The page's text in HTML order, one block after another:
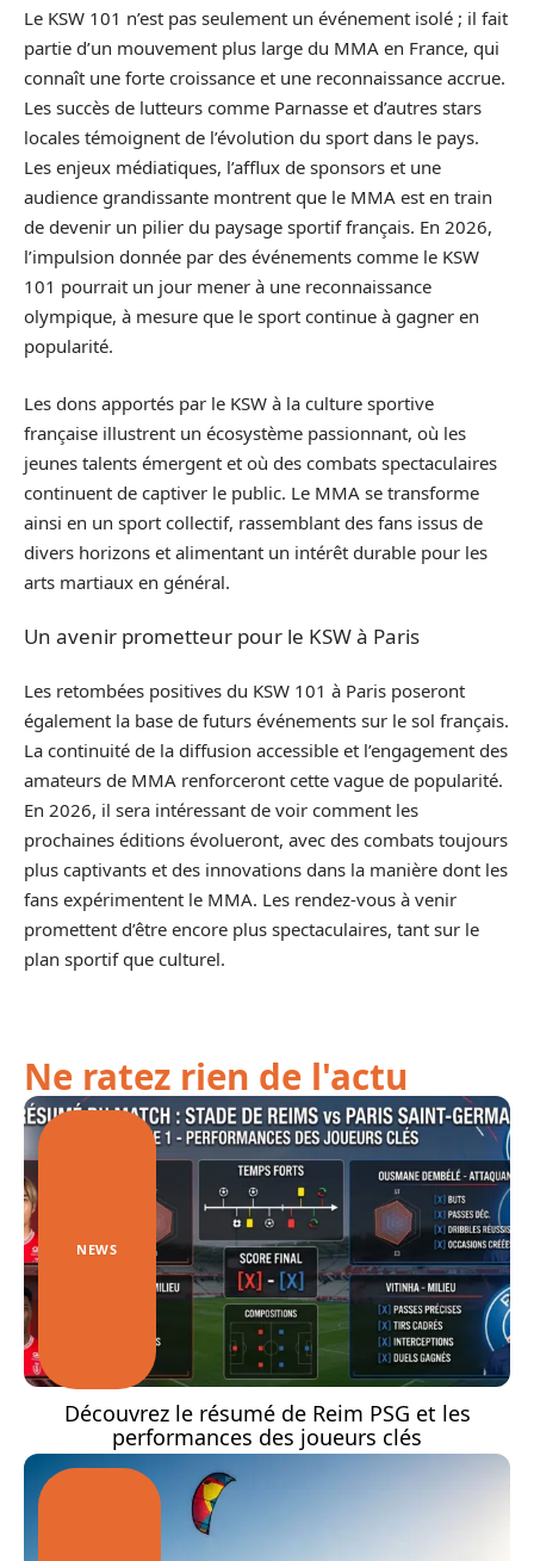
Le KSW 101 n’est pas seulement un événement isolé ; il fait
partie d’un mouvement plus large du MMA en France, qui
connaît une forte croissance et une reconnaissance accrue.
Les succès de lutteurs comme Parnasse et d’autres stars
locales témoignent de l’évolution du sport dans le pays.
Les enjeux médiatiques, l’afflux de sponsors et une
audience grandissante montrent que le MMA est en train
de devenir un pilier du paysage sportif français. En 2026,
l’impulsion donnée par des événements comme le KSW
101 pourrait un jour mener à une reconnaissance
olympique, à mesure que le sport continue à gagner en
popularité.
Les dons apportés par le KSW à la culture sportive
française illustrent un écosystème passionnant, où les
jeunes talents émergent et où des combats spectaculaires
continuent de captiver le public. Le MMA se transforme
ainsi en un sport collectif, rassemblant des fans issus de
divers horizons et alimentant un intérêt durable pour les
arts martiaux en général.
Un avenir prometteur pour le KSW à Paris
Les retombées positives du KSW 101 à Paris poseront
également la base de futurs événements sur le sol français.
La continuité de la diffusion accessible et l’engagement des
amateurs de MMA renforceront cette vague de popularité.
En 2026, il sera intéressant de voir comment les
prochaines éditions évolueront, avec des combats toujours
plus captivants et des innovations dans la manière dont les
fans expérimentent le MMA. Les rendez-vous à venir
promettent d’être encore plus spectaculaires, tant sur le
plan sportif que culturel.
Ne ratez rien de l'actu
NEWS
Découvrez le résumé de Reim PSG et les
performances des joueurs clés